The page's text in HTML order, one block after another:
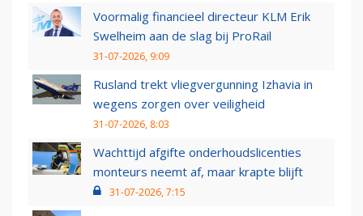
Voormalig financieel directeur KLM Erik
Swelheim aan de slag bij ProRail
31-07-2026, 9:09
Rusland trekt vliegvergunning Izhavia in
wegens zorgen over veiligheid
31-07-2026, 8:03
Wachttijd afgifte onderhoudslicenties
monteurs neemt af, maar krapte blijft
31-07-2026, 7:15